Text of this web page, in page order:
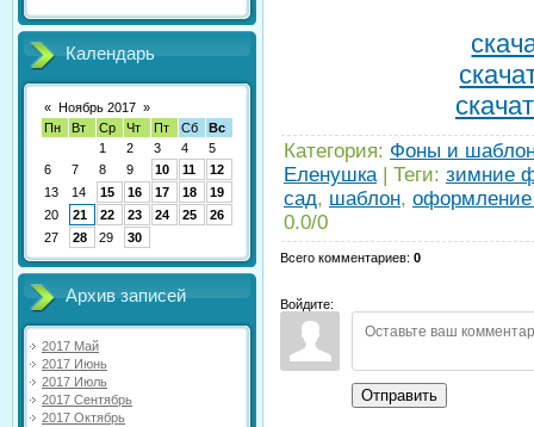
Календарь
« Ноябрь 2017 »
Пн
Вт Ср Чт Пт Сб
Вс
1
2 3 4
5
6
7 8 9 10 11
12
13
14 15 16 17 18
19
20
21 22 23 24 25
26
27
28 29 30
Архив записей
2017 Май
2017 Июнь
2017 Июль
2017 Сентябрь
2017 Октябрь
Категория: Фоны и
Еленушка
Теги: зимние
сад, шаблон, оформление
0.0/0
Всего комментариев: 0
Войдите:
Отправить